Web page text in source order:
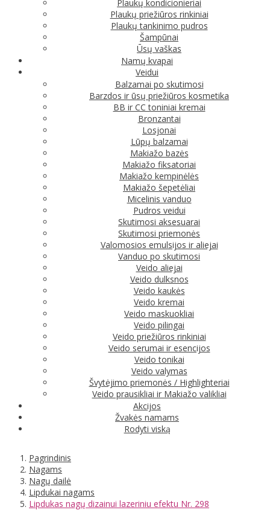
Plaukų kondicionieriai
Plaukų priežiūros rinkiniai
Plaukų tankinimo pudros
Šampūnai
Ūsų vaškas
Namų kvapai
Veidui
Balzamai po skutimosi
Barzdos ir ūsų priežiūros kosmetika
BB ir CC toniniai kremai
Bronzantai
Losjonai
Lūpų balzamai
Makiažo bazės
Makiažo fiksatoriai
Makiažo kempinėlės
Makiažo šepetėliai
Micelinis vanduo
Pudros veidui
Skutimosi aksesuarai
Skutimosi priemonės
Valomosios emulsijos ir aliejai
Vanduo po skutimosi
Veido aliejai
Veido dulksnos
Veido kaukės
Veido kremai
Veido maskuokliai
Veido pilingai
Veido priežiūros rinkiniai
Veido serumai ir esencijos
Veido tonikai
Veido valymas
Švytėjimo priemonės / Highlighteriai
Veido prausikliai ir Makiažo valikliai
Akcijos
Žvakės namams
Rodyti viską
Pagrindinis
Nagams
Nagų dailė
Lipdukai nagams
Lipdukas nagų dizainui lazeriniu efektu Nr. 298